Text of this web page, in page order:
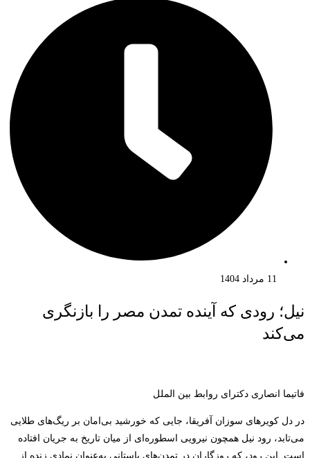
11 مرداد 1404
نیل؛ رودی که آینده تمدن مصر را بازنگری
می‌کند
فاتیما انصاری دکترای روابط بین الملل
در دل کویرهای سوزان آفریقا، جایی که خورشید بی‌امان بر ریگ‌های طلایی
می‌تابد، رود نیل همچون نیرویی اسطوره‌ای از میان تاریخ به جریان افتاده
است. این رود، که روزگاران در تمدن‌های باستانی به‌عنوان نمادی زنده از